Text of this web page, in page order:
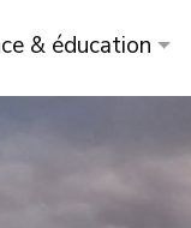
& éducation